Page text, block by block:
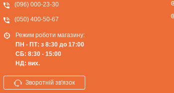
(096) 000-23-30
(050) 400-50-67
Режим роботи магазину:
ПН - ПТ: з 8:30 до 17:00
СБ: 8:30 - 15:00
НД: вих.
Зворотній зв'язок